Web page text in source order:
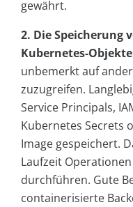
gewährt.
2. Die Speicherung
Kubernetes-
unbemerkt auf
zuzugreifen.
Service Principals,
Kubernetes Secrets
Image gespeichert.
Laufzeit
durchführen. Gute
containerisierte